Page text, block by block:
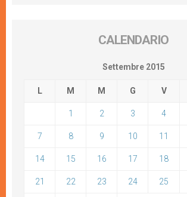
CALENDARIO
Settembre 2015
L M M G V
1 2 3 4
7 8 9 10 11
14 15 16 17 18
21 22 23 24 25